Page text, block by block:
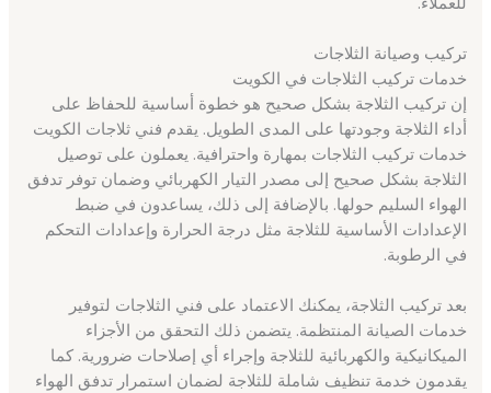
تركيب وصيانة الثلاجات
خدمات تركيب الثلاجات في الكويت
إن تركيب الثلاجة بشكل صحيح هو خطوة أساسية للحفاظ على
أداء الثلاجة وجودتها على المدى الطويل. يقدم فني ثلاجات الكويت
خدمات تركيب الثلاجات بمهارة واحترافية. يعملون على توصيل
الثلاجة بشكل صحيح إلى مصدر التيار الكهربائي وضمان توفر تدفق
الهواء السليم حولها. بالإضافة إلى ذلك، يساعدون في ضبط
الإعدادات الأساسية للثلاجة مثل درجة الحرارة وإعدادات التحكم
في الرطوبة.
بعد تركيب الثلاجة، يمكنك الاعتماد على فني الثلاجات لتوفير
خدمات الصيانة المنتظمة. يتضمن ذلك التحقق من الأجزاء
الميكانيكية والكهربائية للثلاجة وإجراء أي إصلاحات ضرورية. كما
يقدمون خدمة تنظيف شاملة للثلاجة لضمان استمرار تدفق الهواء